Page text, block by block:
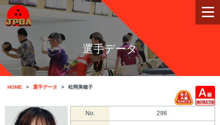
選手データ
HOME 選手データ 松岡美穂子
No. 298